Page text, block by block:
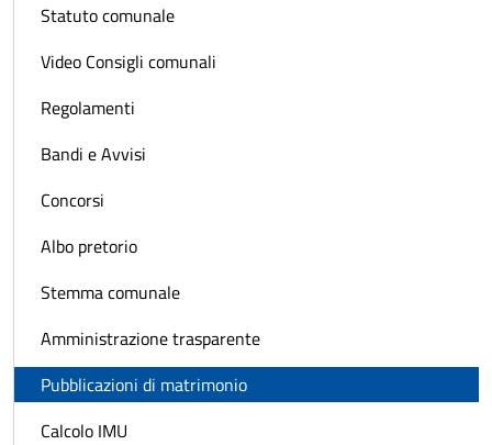
Statuto comunale
Video Consigli comunali
Regolamenti
Bandi e Avvisi
Concorsi
Albo pretorio
Stemma comunale
Amministrazione trasparente
Pubblicazioni di matrimonio
Calcolo IMU